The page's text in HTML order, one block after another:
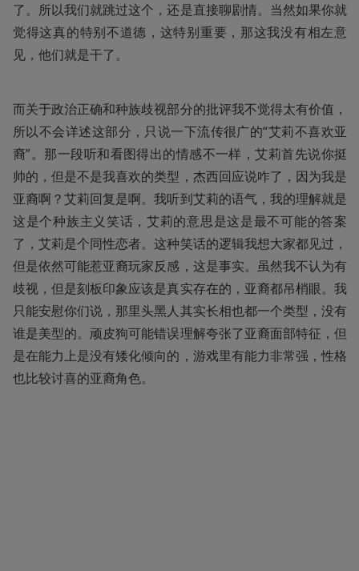
了。所以我们就跳过这个，还是直接聊剧情。当然如果你就
觉得这真的特别不道德，这特别重要，那这我没有相左意
见，他们就是干了。
而关于政治正确和种族歧视部分的批评我不觉得太有价值，
所以不会详述这部分，只说一下流传很广的“艾莉不喜欢亚
裔”。那一段听和看图得出的情感不一样，艾莉首先说你挺
帅的，但是不是我喜欢的类型，杰西回应说咋了，因为我是
亚裔啊？艾莉回复是啊。我听到艾莉的语气，我的理解就是
这是个种族主义笑话，艾莉的意思是这是最不可能的答案
了，艾莉是个同性恋者。这种笑话的逻辑我想大家都见过，
但是依然可能惹亚裔玩家反感，这是事实。虽然我不认为有
歧视，但是刻板印象应该是真实存在的，亚裔都吊梢眼。我
只能安慰你们说，那里头黑人其实长相也都一个类型，没有
谁是美型的。顽皮狗可能错误理解夸张了亚裔面部特征，但
是在能力上是没有矮化倾向的，游戏里有能力非常强，性格
也比较讨喜的亚裔角色。